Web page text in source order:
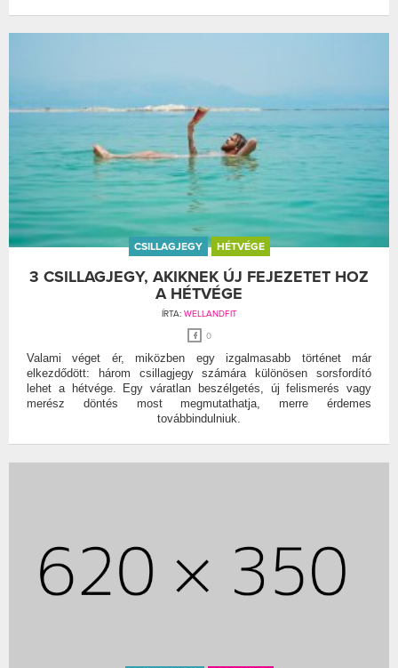
CSILLAGJEGY HÉTVÉGE
3 CSILLAGJEGY, AKIKNEK ÚJ FEJEZETET HOZ
A HÉTVÉGE
ÍRTA: WELLANDFIT
0
Valami véget ér, miközben egy izgalmasabb történet már
elkezdődött: három csillagjegy számára különösen sorsfordító
lehet a hétvége. Egy váratlan beszélgetés, új felismerés vagy
merész döntés most megmutathatja, merre érdemes
továbbindulniuk.